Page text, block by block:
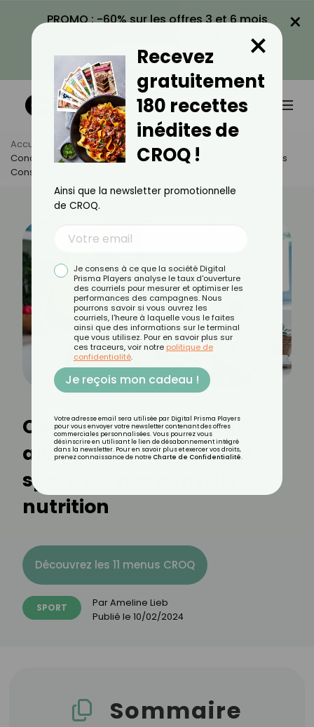
PROMO : -60% sur les offres 3 et 6 mois
VOIR LA PROMO
×
Accueil Actus
Sport
Concilier Rééquilibrage Alimentaire Et Pratique Sportive : Nos
Conseils Nutrition
Concilier rééquilibrage
alimentaire et pratique
sportive : nos conseils
nutrition
Découvrez les 11 menus CROQ
SPORT ParAmeline Lieb
Publié le 10/02/2024
Sommaire
Recevez
gratuitement
180 recettes
inédites de
CROQ !
×
Ainsi que la newsletter promotionnelle
de CROQ.
Je consens à ce que la société Digital
Prisma Players analyse le taux d'ouverture
des courriels pour mesurer et optimiser les
performances des campagnes. Nous
pourrons savoir si vous ouvrez les
courriels, l'heure à laquelle vous le faites
ainsi que des informations sur le terminal
que vous utilisez. Pour en savoir plus sur
ces traceurs, voir notre politique de
confidentialité.
Je reçois mon cadeau !
Votre adresse email sera utilisée par Digital Prisma Players
pour vous envoyer votre newsletter contenant des offres
commerciales personnalisées. Vous pourrez vous
désinscrire en utilisant le lien de désabonnement intégré
dans la newsletter. Pour en savoir plus et exercer vos droits,
prenez connaissance de notre Charte de Confidentialité.